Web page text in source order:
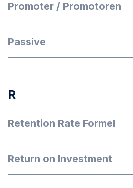
Promoter / Promotoren
Passive
R
Retention Rate Formel
Return on Investment